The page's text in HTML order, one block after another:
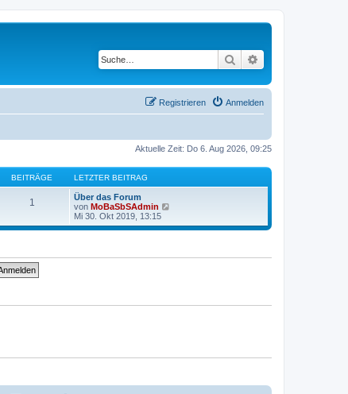
Suche
Anmelden
Registrieren
Aktuelle Zeit: Do 6. Aug 2026, 09:25
BEITRÄGE LETZTER BEITRAG
1
Über das Forum
von MoBaSbSAdmin
u
Mi 30. Okt 2019, 13:15